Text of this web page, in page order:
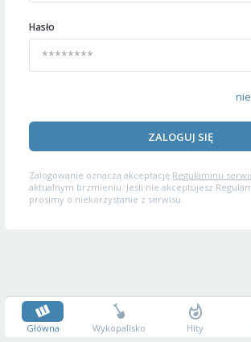
Hasło
ZALOGUJ SIĘ
Zalogowanie oznacza akceptację Regulaminu
aktualnym brzmieniu. Jeśli nie akceptujesz
prosimy o niekorzystanie z serwisu.
Główna Wykopalisko Hity